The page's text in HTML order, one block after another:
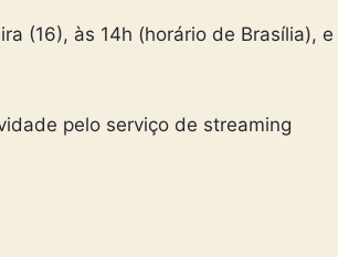
(16), às 14h (horário de Brasília), e
pelo serviço de streaming